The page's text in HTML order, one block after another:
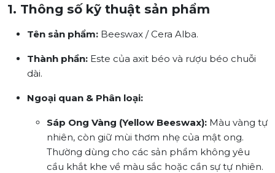
1. Thông số kỹ thuật sản phẩm
Tên sản phẩm: Beeswax / Cera Alba.
Thành phần: Este của axit béo và rượu béo chuỗi
dài.
Ngoại quan & Phân loại:
Sáp Ong Vàng (Yellow Beeswax): Màu vàng tự
nhiên, còn giữ mùi thơm nhẹ của mật ong.
Thường dùng cho các sản phẩm không yêu
cầu khắt khe về màu sắc hoặc cần sự tự nhiên.